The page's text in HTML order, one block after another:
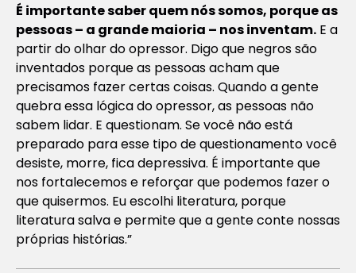
É importante saber quem nós somos, porque as
pessoas – a grande maioria – nos inventam. E a
partir do olhar do opressor. Digo que negros são
inventados porque as pessoas acham que
precisamos fazer certas coisas. Quando a gente
quebra essa lógica do opressor, as pessoas não
sabem lidar. E questionam. Se você não está
preparado para esse tipo de questionamento você
desiste, morre, fica depressiva. É importante que
nos fortalecemos e reforçar que podemos fazer o
que quisermos. Eu escolhi literatura, porque
literatura salva e permite que a gente conte nossas
próprias histórias.”